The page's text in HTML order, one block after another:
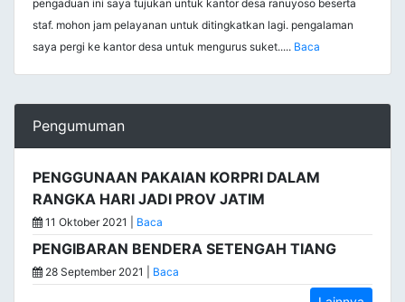
pengaduan ini saya tujukan untuk kantor desa ranuyoso beserta
staf. mohon jam pelayanan untuk ditingkatkan lagi. pengalaman
saya pergi ke kantor desa untuk mengurus suket..... Baca
Pengumuman
PENGGUNAAN PAKAIAN KORPRI DALAM
RANGKA HARI JADI PROV JATIM
11 Oktober 2021 | Baca
PENGIBARAN BENDERA SETENGAH TIANG
28 September 2021 | Baca